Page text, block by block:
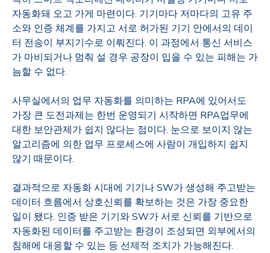
자동화돼 오고 가게 마련이다. 기기마다 저마다의 고유 주
소와 인증 체계를 가지고 서로 허가된 기기 안에서의 데이
터 전송이 부지기수로 이뤄진다. 이 과정에서 통신 서비스
가 마비되거나 멈춰 설 경우 공장이 입을 수 있는 피해는 가
늠할 수 없다.
사무실에서의 업무 자동화를 의미하는 RPA에 있어서도
가장 큰 도전과제는 한번 운영되기 시작하면 RPA업무에
대한 보안관제가 쉽지 않다는 점이다. 눈으로 보이지 않는
알고리즘에 의한 업무 프로세스에 사람이 개입하지 쉽지
않기 때문이다.
결과적으로 자동화 시대에 기기나SW가 생성해 주고받는
데이터 흐름에서 상호신뢰를 확보하는 것은 가장 중요한
일이 됐다. 인증 받은 기기와SW가 서로 신뢰를 기반으로
자동화된 데이터를 주고받는 환경이 조성되면 외부에서의
침해에 대응할 수 있는 등 선제적 조치가 가능해진다.